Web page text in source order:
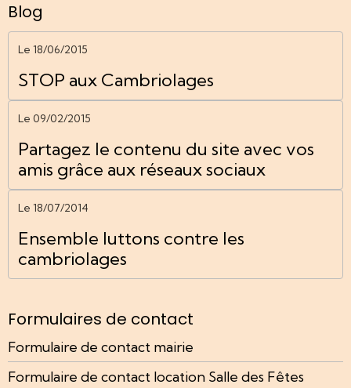
Blog
Le 18/06/2015
STOP aux Cambriolages
Le 09/02/2015
Partagez le contenu du site avec vos
amis grâce aux réseaux sociaux
Le 18/07/2014
Ensemble luttons contre les
cambriolages
Formulaires de contact
Formulaire de contact mairie
Formulaire de contact location Salle des Fêtes